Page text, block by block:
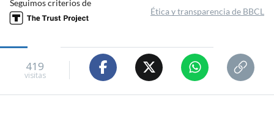
Seguimos criterios de
Ética y transparencia de BBCL
419
visitas